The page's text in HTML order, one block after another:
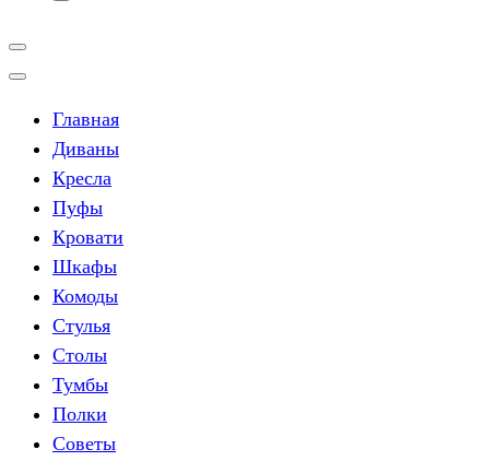
Главная
Диваны
Кресла
Пуфы
Кровати
Шкафы
Комоды
Стулья
Столы
Тумбы
Полки
Советы